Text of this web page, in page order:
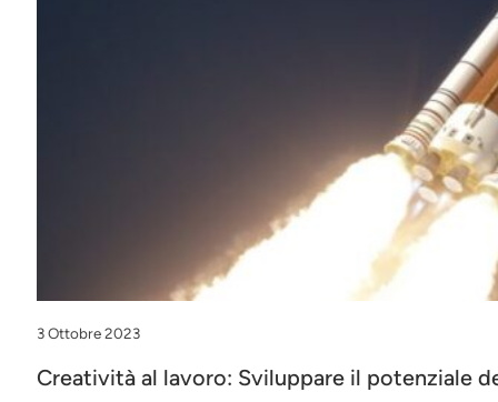
3 Ottobre 2023
Creatività al lavoro: Sviluppare il potenziale